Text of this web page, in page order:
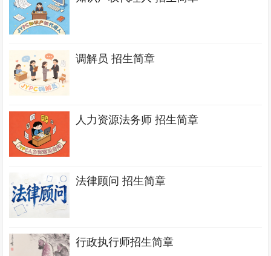
调解员 招生简章
人力资源法务师 招生简章
法律顾问 招生简章
行政执行师招生简章